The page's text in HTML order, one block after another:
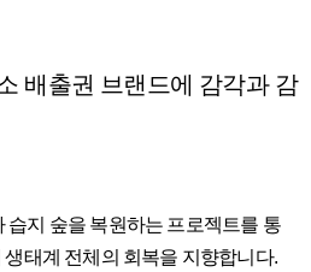
배출권 브랜드에 감각과 감
습지 숲을 복원하는 프로젝트를 통
태계 전체의 회복을 지향합니다.